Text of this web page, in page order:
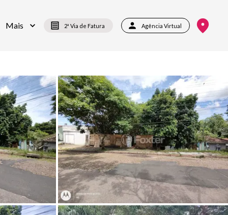
Mais 2ª Via de Fatura Agência Virtual